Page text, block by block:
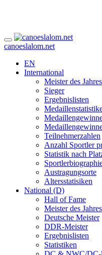
canoeslalom.net
EN
International
Meister des Jahres
Sieger
Ergebnislisten
Teilnehmerzahlen
Anzahl Sportler
Statistik nach
Austragungsorte
Altersstatisiken
National (D)
Hall of Fame
Meister des Jahres
Deutsche Meister
DDR-Meister
Ergebnislisten
Statistiken